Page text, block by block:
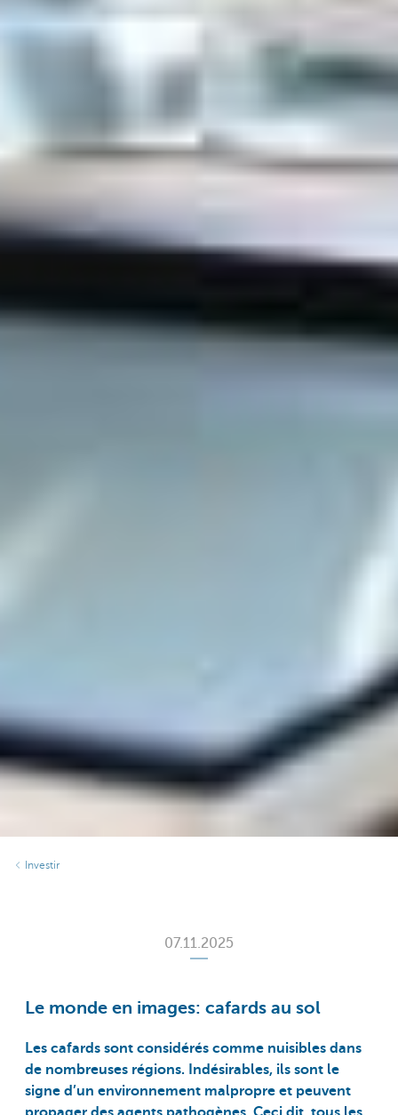
Investir
07.11.2025
Le monde en images: cafards au sol
Les cafards sont considérés comme nuisibles dans
de nombreuses régions. Indésirables, ils sont le
signe d’un environnement malpropre et peuvent